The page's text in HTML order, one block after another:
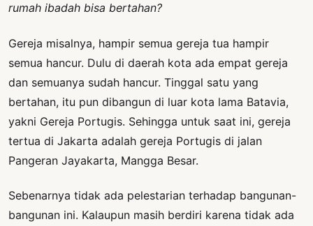
rumah ibadah bisa bertahan?
Gereja misalnya, hampir semua gereja tua hampir
semua hancur. Dulu di daerah kota ada empat gereja
dan semuanya sudah hancur. Tinggal satu yang
bertahan, itu pun dibangun di luar kota lama Batavia,
yakni Gereja Portugis. Sehingga untuk saat ini, gereja
tertua di Jakarta adalah gereja Portugis di jalan
Pangeran Jayakarta, Mangga Besar.
Sebenarnya tidak ada pelestarian terhadap bangunan-
bangunan ini. Kalaupun masih berdiri karena tidak ada